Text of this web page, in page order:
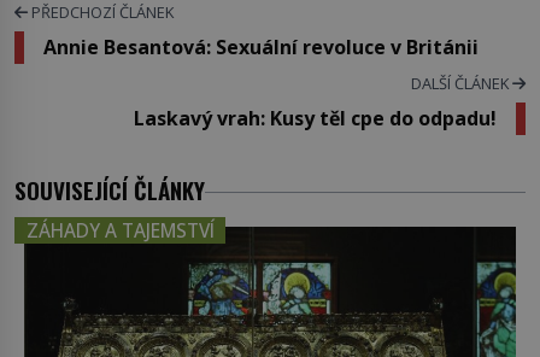
PŘEDCHOZÍ ČLÁNEK
Annie Besantová: Sexuální revoluce v Británii
DALŠÍ ČLÁNEK
Laskavý vrah: Kusy těl cpe do odpadu!
SOUVISEJÍCÍ ČLÁNKY
ZÁHADY A TAJEMSTVÍ